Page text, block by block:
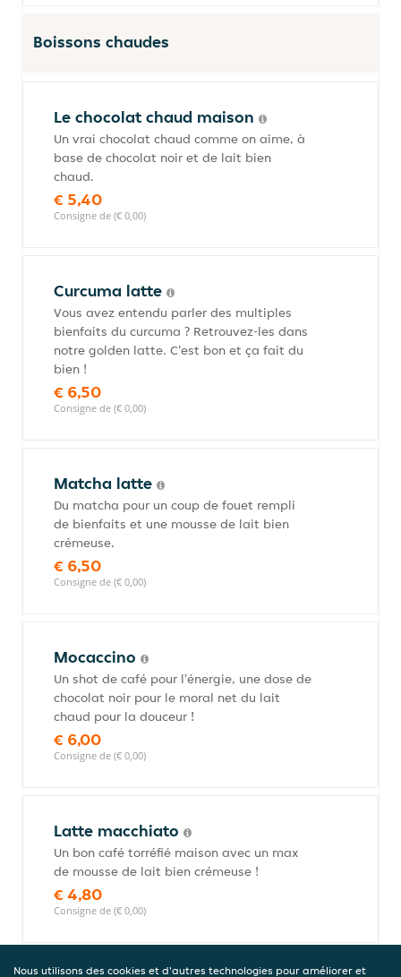
Boissons chaudes
Le chocolat chaud maison
Un vrai chocolat chaud comme on aime, à
base de chocolat noir et de lait bien
chaud.
€ 5,40
Consigne de (€ 0,00)
Curcuma latte
Vous avez entendu parler des multiples
bienfaits du curcuma ? Retrouvez-les dans
notre golden latte. C'est bon et ça fait du
bien !
€ 6,50
Consigne de (€ 0,00)
Matcha latte
Du matcha pour un coup de fouet rempli
de bienfaits et une mousse de lait bien
crémeuse.
€ 6,50
Consigne de (€ 0,00)
Mocaccino
Un shot de café pour l'énergie, une dose de
chocolat noir pour le moral net du lait
chaud pour la douceur !
€ 6,00
Consigne de (€ 0,00)
Latte macchiato
Un bon café torréfié maison avec un max
de mousse de lait bien crémeuse !
€ 4,80
Consigne de (€ 0,00)
Nous utilisons des cookies et d'autres technologies pour améliorer et